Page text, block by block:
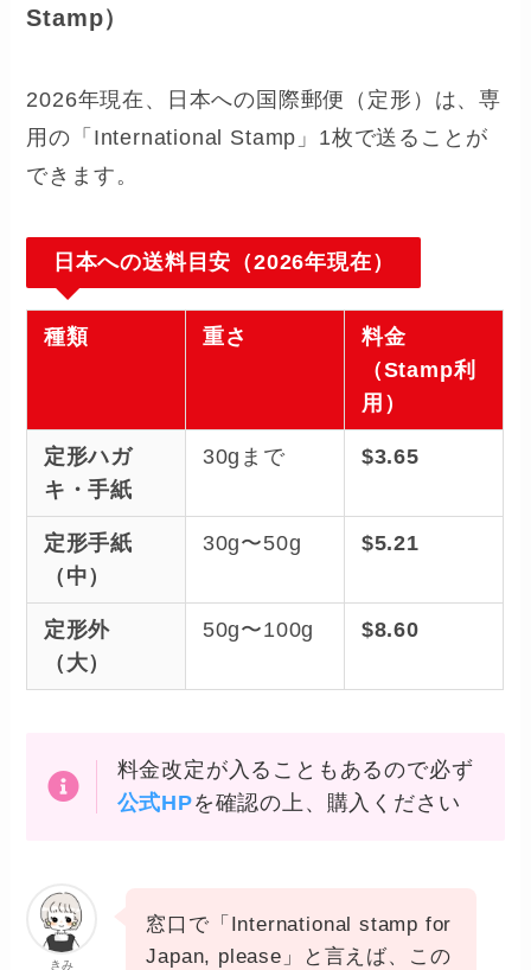
Stamp）
2026年現在、日本への国際郵便（定形）は、専
用の「International Stamp」1枚で送ることが
できます。
日本への送料目安（2026年現在）
種類 重さ
料金
（Stamp利
用）
定形ハガ
キ・手紙
30gまで $3.65
定形手紙
（中）
30g〜50g $5.21
定形外
（大）
50g〜100g $8.60
料金改定が入ることもあるので必ず
公式HPを確認の上、購入ください
きみ
窓口で「International stamp for
Japan, please」と言えば、この